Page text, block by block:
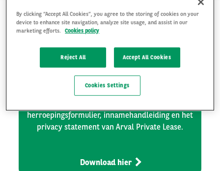
Arval Private Lease
documenten
herroepingsformulier, innamehandleiding en het
privacy statement van Arval Private Lease.
Download hier
By clicking “Accept All Cookies”, you agree to the storing of cookies on your
device to enhance site navigation, analyze site usage, and assist in our
marketing efforts.
Cookies policy
Reject All Accept All Cookies
Cookies Settings